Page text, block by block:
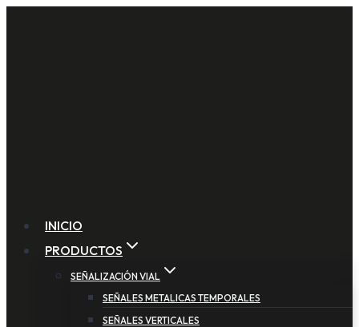
INICIO
PRODUCTOS
SEÑALIZACIÓN VIAL
SEÑALES METALICAS TEMPORALES
SEÑALES VERTICALES